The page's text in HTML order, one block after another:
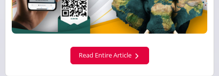
Read Entire Article